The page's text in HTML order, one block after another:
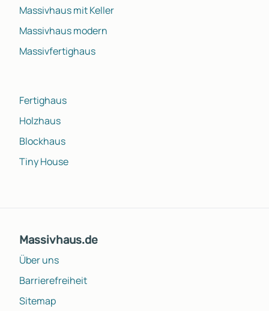
Massivhaus mit Keller
Massivhaus modern
Massivfertighaus
Fertighaus
Holzhaus
Blockhaus
Tiny House
Massivhaus.de
Über uns
Barrierefreiheit
Sitemap